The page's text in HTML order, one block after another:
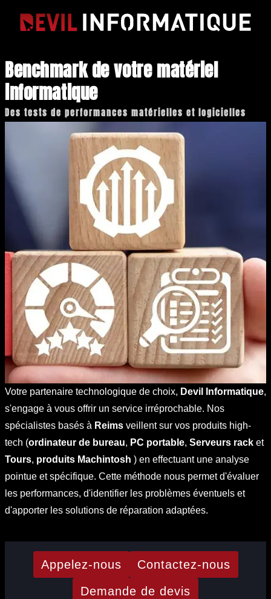
Benchmark de votre matériel
informatique
Des tests de performances matérielles et logicielles
Votre partenaire technologique de choix, Devil Informatique,
s'engage à vous offrir un service irréprochable. Nos
spécialistes basés à Reims veillent sur vos produits high-
tech (ordinateur de bureau, PC portable, Serveurs rack et
Tours, produits Machintosh ) en effectuant une analyse
pointue et spécifique. Cette méthode nous permet d'évaluer
les performances, d'identifier les problèmes éventuels et
d'apporter les solutions de réparation adaptées.
Appelez-nous
Contactez-nous
Demande de devis